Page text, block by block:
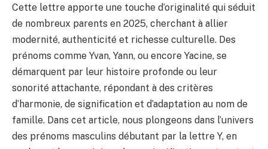
Cette lettre apporte une touche d’originalité qui séduit
de nombreux parents en 2025, cherchant à allier
modernité, authenticité et richesse culturelle. Des
prénoms comme Yvan, Yann, ou encore Yacine, se
démarquent par leur histoire profonde ou leur
sonorité attachante, répondant à des critères
d’harmonie, de signification et d’adaptation au nom de
famille. Dans cet article, nous plongeons dans l’univers
des prénoms masculins débutant par la lettre Y, en